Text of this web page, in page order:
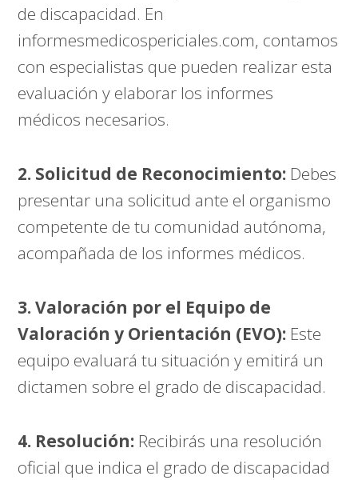
de discapacidad. En
informesmedicospericiales.com, contamos
con especialistas que pueden realizar esta
evaluación y elaborar los informes
médicos necesarios.
2. Solicitud de Reconocimiento: Debes
presentar una solicitud ante el organismo
competente de tu comunidad autónoma,
acompañada de los informes médicos.
3. Valoración por el Equipo de
Valoración y Orientación (EVO): Este
equipo evaluará tu situación y emitirá un
dictamen sobre el grado de discapacidad.
4. Resolución: Recibirás una resolución
oficial que indica el grado de discapacidad